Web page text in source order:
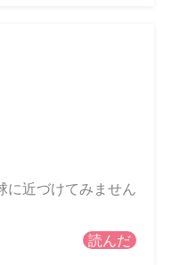
に近づけてみません
読んだ